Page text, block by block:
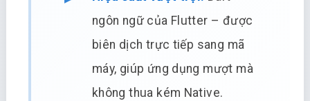
ngôn ngữ của Flutter – được
biên dịch trực tiếp sang mã
máy, giúp ứng dụng mượt mà
không thua kém Native.